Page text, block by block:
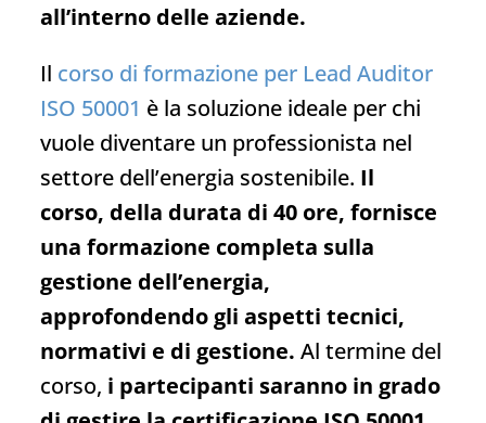
all’interno delle aziende.
Il corso di formazione per Lead Auditor
ISO 50001 è la soluzione ideale per chi
vuole diventare un professionista nel
settore dell’energia sostenibile. Il
corso, della durata di 40 ore, fornisce
una formazione completa sulla
gestione dell’energia,
approfondendo gli aspetti tecnici,
normativi e di gestione. Al termine del
corso, i partecipanti saranno in grado